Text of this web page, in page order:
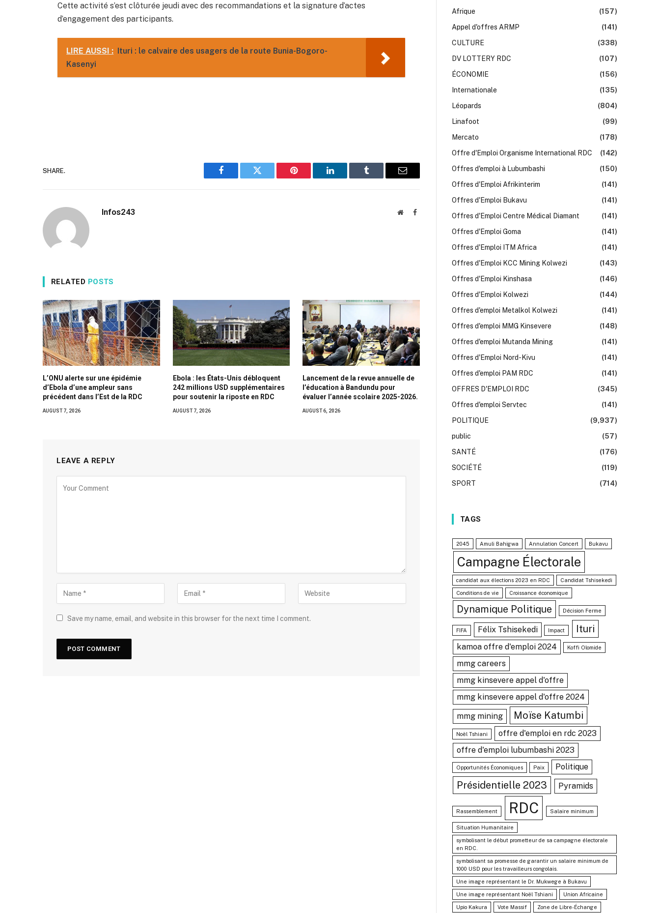
Cette activité s’est clôturée jeudi avec des recommandations et la signature d’actes
d’engagement des participants.
LIRE AUSSI : Ituri : le calvaire des usagers de la route Bunia-Bogoro-
Kasenyi
SHARE.
Facebook Twitter Pinterest LinkedIn Tumblr Email
Infos243 WebsiteFacebook
RELATED POSTS
L’ONU alerte sur une épidémie
d’Ebola d’une ampleur sans
précédent dans l’Est de la RDC
AUGUST 7, 2026
Ebola : les États-Unis débloquent
242 millions USD supplémentaires
pour soutenir la riposte en RDC
AUGUST 7, 2026
Lancement de la revue annuelle de
l’éducation à Bandundu pour
évaluer l’année scolaire 2025-2026.
AUGUST 6, 2026
LEAVE A REPLY
Save my name, email, and website in this browser for the next time I comment.
Afrique
(157)
Appel d'offres ARMP
(141)
CULTURE
(338)
DV LOTTERY RDC
(107)
ÉCONOMIE
(156)
Internationale
(135)
Léopards
(804)
Linafoot
(99)
Mercato
(178)
Offre d'Emploi Organisme International RDC
(142)
Offres d'emploi à Lubumbashi
(150)
Offres d'Emploi Afrikinterim
(141)
Offres d'Emploi Bukavu
(141)
Offres d'Emploi Centre Médical Diamant
(141)
Offres d'Emploi Goma
(141)
Offres d'Emploi ITM Africa
(141)
Offres d'Emploi KCC Mining Kolwezi
(143)
Offres d'Emploi Kinshasa
(146)
Offres d'Emploi Kolwezi
(144)
Offres d'emploi Metalkol Kolwezi
(141)
Offres d'emploi MMG Kinsevere
(148)
Offres d'emploi Mutanda Mining
(141)
Offres d'Emploi Nord-Kivu
(141)
Offres d'emploi PAM RDC
(141)
OFFRES D'EMPLOI RDC
(345)
Offres d'emploi Servtec
(141)
POLITIQUE
(9,937)
public
(57)
SANTÉ
(176)
SOCIÉTÉ
(119)
SPORT
(714)
TAGS
2045 Amuli Bahigwa Annulation Concert Bukavu
Campagne Électorale
candidat aux élections 2023 en RDC Candidat Tshisekedi
Conditions de vie Croissance économique
Dynamique Politique Décision Ferme
FIFA Félix Tshisekedi Impact Ituri
kamoa offre d'emploi 2024 Koffi Olomide
mmg careers
mmg kinsevere appel d'offre
mmg kinsevere appel d'offre 2024
mmg mining Moïse Katumbi
Noël Tshiani
offre d'emploi en rdc 2023
offre d'emploi lubumbashi 2023
Opportunités Économiques Paix Politique
Présidentielle 2023 Pyramids
Rassemblement RDC Salaire minimum
Situation Humanitaire
symbolisant le début prometteur de sa campagne électorale
en RDC.
symbolisant sa promesse de garantir un salaire minimum de
1000 USD pour les travailleurs congolais.
Une image représentant le Dr. Mukwege à Bukavu
Une image représentant Noël Tshiani Union Africaine
Upio Kakura Vote Massif Zone de Libre-Échange